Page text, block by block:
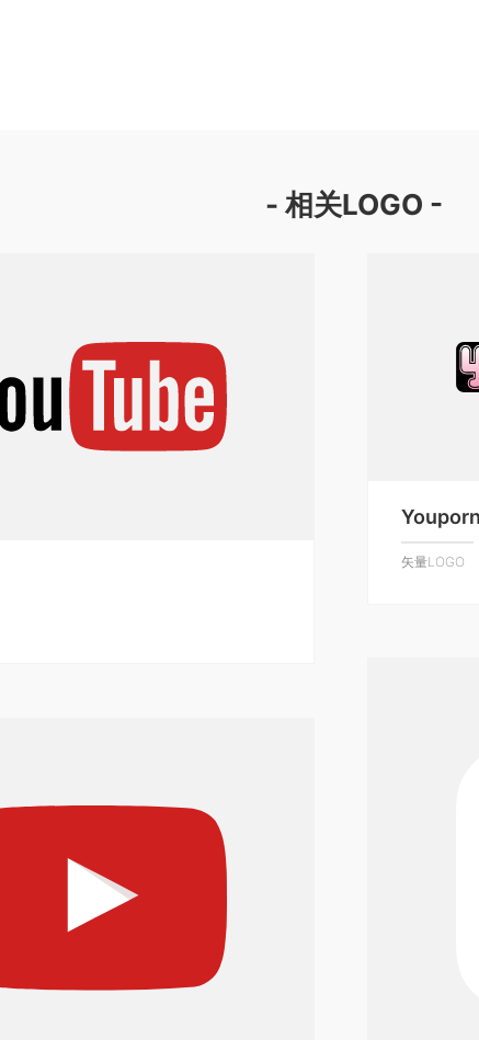
- 相关LOGO -
矢量LOGO